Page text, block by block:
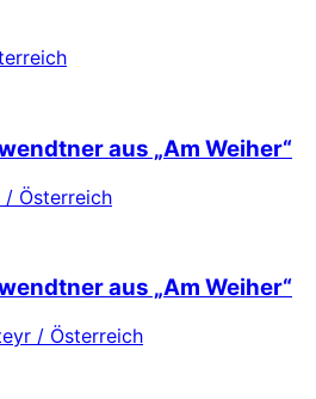
aus „Am Weiher“
/ Österreich
aus „Am Weiher“
/ Österreich